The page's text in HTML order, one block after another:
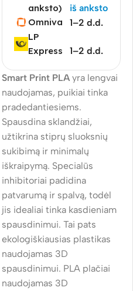
anksto)
iš anksto
Omniva
1–2 d.d.
LP
Express
1–2 d.d.
Smart Print PLA yra lengvai
naudojamas, puikiai tinka
pradedantiesiems.
Spausdina sklandžiai,
užtikrina stiprų sluoksnių
sukibimą ir minimalų
iškraipymą. Specialūs
inhibitoriai padidina
patvarumą ir spalvą, todėl
jis idealiai tinka kasdieniam
spausdinimui. Tai pats
ekologiškiausias plastikas
naudojamas 3D
spausdinimui. PLA plačiai
naudojamas 3D